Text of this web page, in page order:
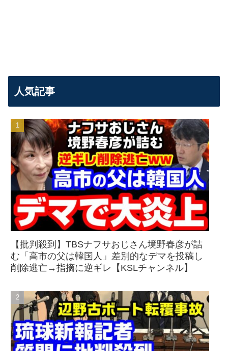
人気記事
【批判殺到】TBSナフサおじさん境野春彦が詰
む「高市の父は韓国人」差別的なデマを投稿し
削除逃亡→指摘に逆ギレ【KSLチャンネル】